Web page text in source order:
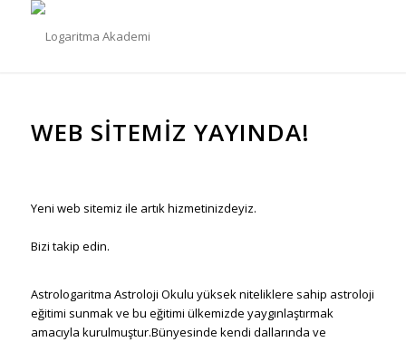
WEB SITEMIZ YAYINDA!
Yeni web sitemiz ile artık hizmetinizdeyiz.
Bizi takip edin.
Astrologaritma Astroloji Okulu yüksek niteliklere sahip astroloji
eğitimi sunmak ve bu eğitimi ülkemizde yaygınlaştırmak
amacıyla kurulmuştur.Bünyesinde kendi dallarında ve